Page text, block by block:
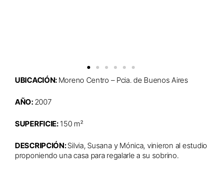
UBICACIÓN: Moreno Centro – Pcia. de Buenos Aires
AÑO: 2007
SUPERFICIE:150 m²
DESCRIPCIÓN:Silvia, Susana y Mónica, vinieron al estudio
proponiendo una casa para regalarle a su sobrino.